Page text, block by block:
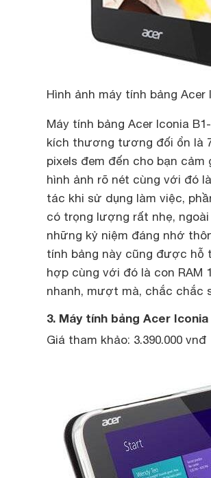
Hình ảnh máy tính bảng Acer
Máy tính bảng Acer Iconia
kích thương tương đối ổn là
pixels đem đến cho bạn
hình ảnh rõ nét cùng với đó
tác khi sử dụng làm việc,
có trọng lượng rất nhẹ,
những kỷ niệm đáng nhớ
tính bảng này cũng được hỗ
hợp cùng với đó là con RAM
nhanh, mượt mà, chắc chắc
3. Máy tính bảng Acer Iconia
Giá tham khảo: 3.390.000 vnđ